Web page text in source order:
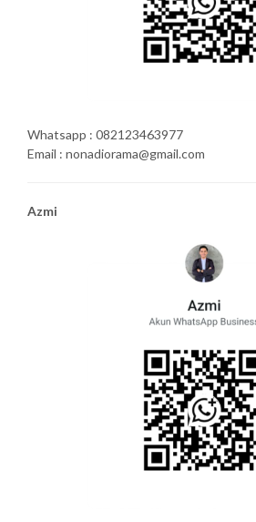
Whatsapp : 082123463977
Email : nonadiorama@gmail.com
Azmi